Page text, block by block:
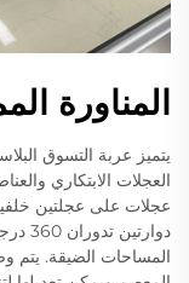
المناورة
يتميز عربة التسوق
العجلات الابتكاري
عجلات على عجلتين
المساحات الضيقة. يتم